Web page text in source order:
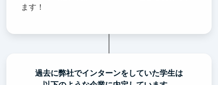
ます！
過去に弊社でインターンをしていた学生は